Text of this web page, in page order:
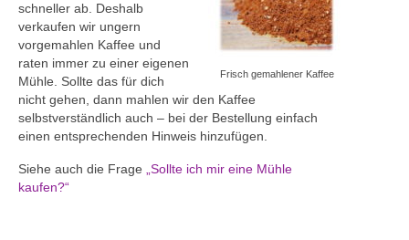
Frisch gemahlener Kaffee
schneller ab. Deshalb
verkaufen wir ungern
vorgemahlen Kaffee und
raten immer zu einer eigenen
Mühle. Sollte das für dich
nicht gehen, dann mahlen wir den Kaffee
selbstverständlich auch – bei der Bestellung einfach
einen entsprechenden Hinweis hinzufügen.
Siehe auch die Frage
„Sollte ich mir eine Mühle
kaufen?“